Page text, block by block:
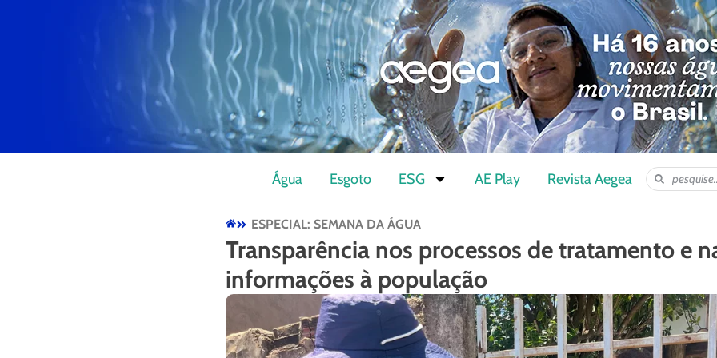
Água Esgoto ESG AE Play Revista Aegea
ESPECIAL: SEMANA DA ÁGUA
Transparência nos processos de tratamento e
informações à população